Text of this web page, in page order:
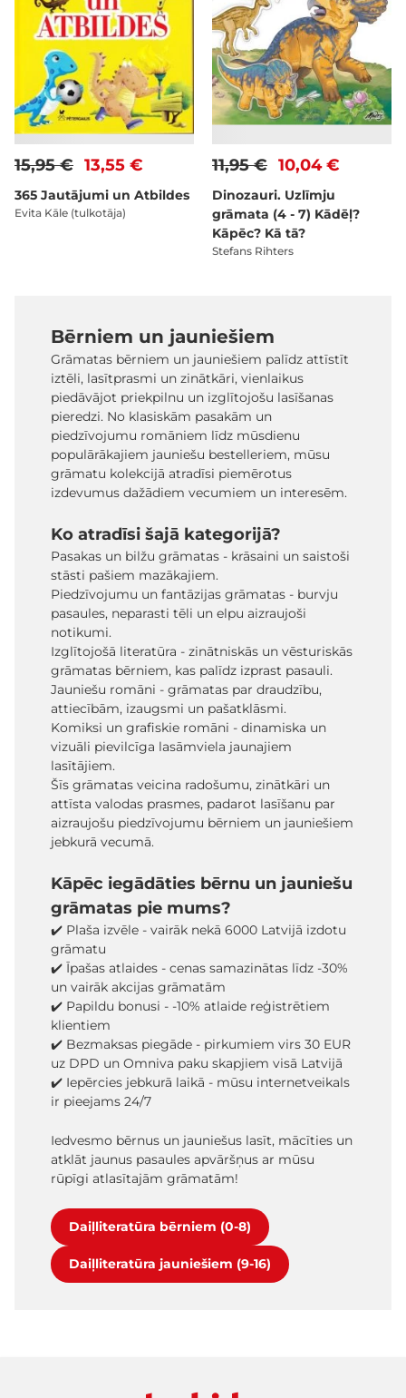
13,55 €
15,95 €
365 Jautājumi un Atbildes
Evita Kāle (tulkotāja)
10,04 €
11,95 €
Dinozauri. Uzlīmju
grāmata (4 - 7) Kādēļ?
Kāpēc? Kā tā?
Stefans Rihters
Bērniem un jauniešiem
Grāmatas bērniem un jauniešiem palīdz attīstīt
iztēli, lasītprasmi un zinātkāri, vienlaikus
piedāvājot priekpilnu un izglītojošu lasīšanas
pieredzi. No klasiskām pasakām un
piedzīvojumu romāniem līdz mūsdienu
populārākajiem jauniešu bestelleriem, mūsu
grāmatu kolekcijā atradīsi piemērotus
izdevumus dažādiem vecumiem un interesēm.
Ko atradīsi šajā kategorijā?
Pasakas un bilžu grāmatas - krāsaini un saistoši
stāsti pašiem mazākajiem.
Piedzīvojumu un fantāzijas grāmatas - burvju
pasaules, neparasti tēli un elpu aizraujoši
notikumi.
Izglītojošā literatūra - zinātniskās un vēsturiskās
grāmatas bērniem, kas palīdz izprast pasauli.
Jauniešu romāni - grāmatas par draudzību,
attiecībām, izaugsmi un pašatklāsmi.
Komiksi un grafiskie romāni - dinamiska un
vizuāli pievilcīga lasāmviela jaunajiem
lasītājiem.
Šīs grāmatas veicina radošumu, zinātkāri un
attīsta valodas prasmes, padarot lasīšanu par
aizraujošu piedzīvojumu bērniem un jauniešiem
jebkurā vecumā.
Kāpēc iegādāties bērnu un jauniešu
grāmatas pie mums?
✔️ Plaša izvēle - vairāk nekā 6000 Latvijā izdotu
grāmatu
✔️ Īpašas atlaides - cenas samazinātas līdz -30%
un vairāk akcijas grāmatām
✔️ Papildu bonusi - -10% atlaide reģistrētiem
klientiem
✔️ Bezmaksas piegāde - pirkumiem virs 30 EUR
uz DPD un Omniva paku skapjiem visā Latvijā
✔️ Iepērcies jebkurā laikā - mūsu internetveikals
ir pieejams 24/7
Iedvesmo bērnus un jauniešus lasīt, mācīties un
atklāt jaunus pasaules apvāršņus ar mūsu
rūpīgi atlasītajām grāmatām!
Daiļliteratūra bērniem (0-8)
Daiļliteratūra jauniešiem (9-16)